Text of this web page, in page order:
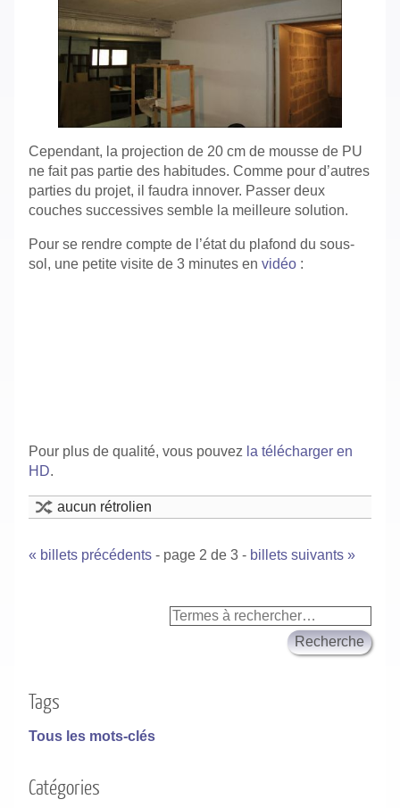
Cependant, la projection de 20 cm de mousse de PU
ne fait pas partie des habitudes. Comme pour d’autres
parties du projet, il faudra innover. Passer deux
couches successives semble la meilleure solution.
Pour se rendre compte de l’état du plafond du sous-
sol, une petite visite de 3 minutes en vidéo :
Pour plus de qualité, vous pouvez la télécharger en
HD.
aucun rétrolien
« billets précédents - page 2 de 3 - billets suivants »
Tags
Tous les mots-clés
Catégories